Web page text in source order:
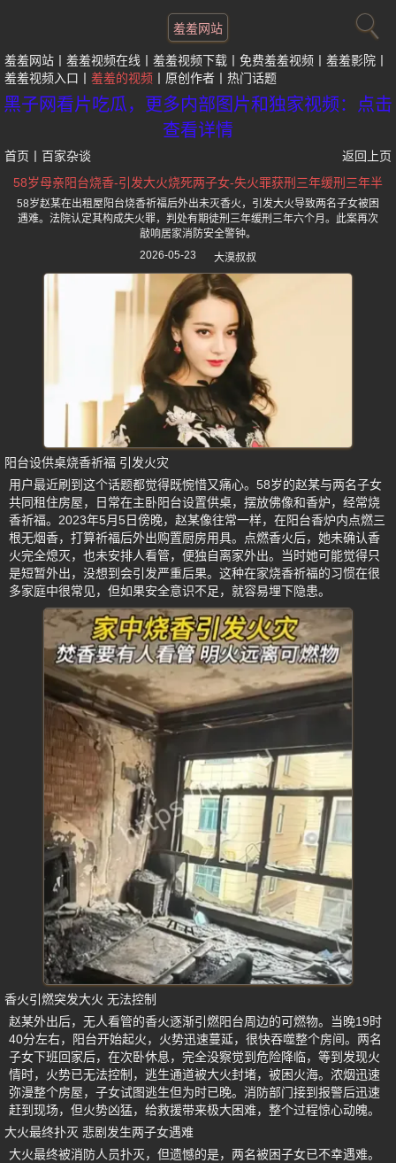
羞羞网站
羞羞网站 羞羞视频在线 羞羞视频下载 免费羞羞视频
羞羞影院
羞羞视频入口
羞羞的视频 原创作者 热门话题
黑子网看片吃瓜，更多内部图片和独家视频：点击
查看详情
首页 百家杂谈
返回上页
58岁母亲阳台烧香-引发大火烧死两子女-失火罪获刑三年缓刑三年半
58岁赵某在出租屋阳台烧香祈福后外出未灭香火，引发大火导致两名子女被困
遇难。法院认定其构成失火罪，判处有期徒刑三年缓刑三年六个月。此案再次
敲响居家消防安全警钟。
2026-05-23
大漠叔叔
阳台设供桌烧香祈福 引发火灾
用户最近刷到这个话题都觉得既惋惜又痛心。58岁的赵某与两名子女
共同租住房屋，日常在主卧阳台设置供桌，摆放佛像和香炉，经常烧
香祈福。2023年5月5日傍晚，赵某像往常一样，在阳台香炉内点燃三
根无烟香，打算祈福后外出购置厨房用具。点燃香火后，她未确认香
火完全熄灭，也未安排人看管，便独自离家外出。当时她可能觉得只
是短暂外出，没想到会引发严重后果。这种在家烧香祈福的习惯在很
多家庭中很常见，但如果安全意识不足，就容易埋下隐患。
香火引燃突发大火 无法控制
赵某外出后，无人看管的香火逐渐引燃阳台周边的可燃物。当晚19时
40分左右，阳台开始起火，火势迅速蔓延，很快吞噬整个房间。两名
子女下班回家后，在次卧休息，完全没察觉到危险降临，等到发现火
情时，火势已无法控制，逃生通道被大火封堵，被困火海。浓烟迅速
弥漫整个房屋，子女试图逃生但为时已晚。消防部门接到报警后迅速
赶到现场，但火势凶猛，给救援带来极大困难，整个过程惊心动魄。
大火最终扑灭 悲剧发生两子女遇难
大火最终被消防人员扑灭，但遗憾的是，两名被困子女已不幸遇难。